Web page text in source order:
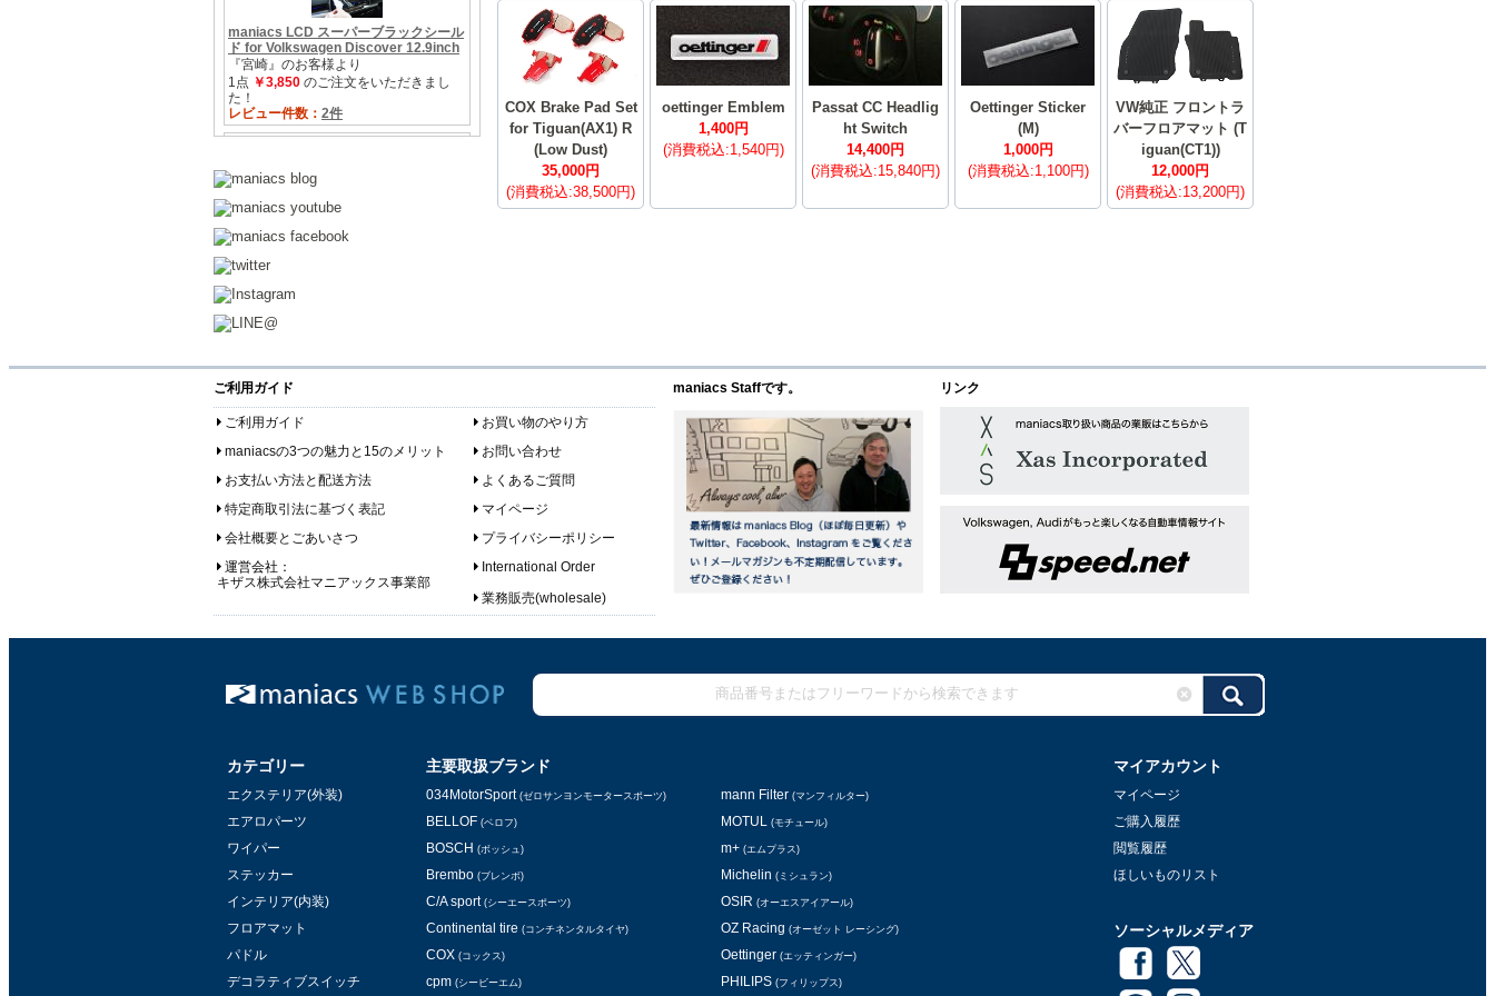
COX Brake Pad Set
for Tiguan(AX1) R
(Low Dust)
35,000円
(消費税込:38,500円)
oettinger Emblem
1,400円
(消費税込:1,540円)
Passat CC Headlig
ht Switch
14,400円
(消費税込:15,840円)
Oettinger Sticker
(M)
1,000円
(消費税込:1,100円)
VW純正 フロントラ
バーフロアマット (T
iguan(CT1))
12,000円
(消費税込:13,200円)
ご利用ガイド
ご利用ガイド
お買い物のやり方
maniacsの3つの魅力と15のメリット
お問い合わせ
お支払い方法と配送方法
よくあるご質問
特定商取引法に基づく表記
マイページ
会社概要とごあいさつ
プライバシーポリシー
運営会社：
キザス株式会社マニアックス事業部
International Order
業務販売(wholesale)
maniacs Staffです。 リンク
カテゴリー
エクステリア(外装)
エアロパーツ
ワイパー
ステッカー
インテリア(内装)
フロアマット
パドル
デコラティブスイッチ
主要取扱ブランド
034MotorSport (ゼロサンヨンモータースポーツ)
BELLOF (ベロフ)
BOSCH (ボッシュ)
Brembo (ブレンボ)
C/A sport (シーエースポーツ)
Continental tire (コンチネンタルタイヤ)
COX (コックス)
cpm (シービーエム)
mann Filter (マンフィルター)
MOTUL (モチュール)
m+ (エムプラス)
Michelin (ミシュラン)
OSIR (オーエスアイアール)
OZ Racing (オーゼット レーシング)
Oettinger (エッティンガー)
PHILIPS (フィリップス)
マイアカウント
マイページ
ご購入履歴
閲覧履歴
ほしいものリスト
ソーシャルメディア